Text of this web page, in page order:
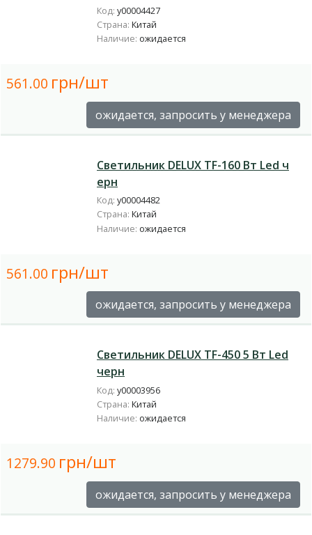
Код: у00004427
Страна: Китай
Наличие: ожидается
561.00 грн/шт
ожидается, запросить у менеджера
Светильник DELUX TF-160 Вт Led ч
ерн
Код: у00004482
Страна: Китай
Наличие: ожидается
561.00 грн/шт
ожидается, запросить у менеджера
Светильник DELUX TF-450 5 Вт Led
черн
Код: у00003956
Страна: Китай
Наличие: ожидается
1279.90 грн/шт
ожидается, запросить у менеджера